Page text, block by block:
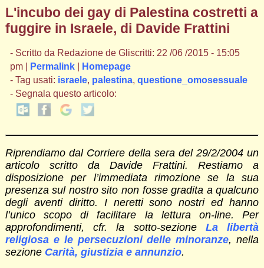
L'incubo dei gay di Palestina costretti a
fuggire in Israele, di Davide Frattini
- Scritto da Redazione de Gliscritti: 22 /06 /2015 - 15:05
pm |
Permalink|
Homepage
- Tag usati: israele, palestina, questione_omosessuale
- Segnala questo articolo:
Riprendiamo dal Corriere della sera del 29/2/2004 un
articolo scritto da Davide Frattini. Restiamo a
disposizione per l’immediata rimozione se la sua
presenza sul nostro sito non fosse gradita a qualcuno
degli aventi diritto. I neretti sono nostri ed hanno
l’unico scopo di facilitare la lettura on-line. Per
approfondimenti, cfr. la sotto-sezione La libertà
religiosa e le persecuzioni delle minoranze, nella
sezione Carità, giustizia e annunzio.